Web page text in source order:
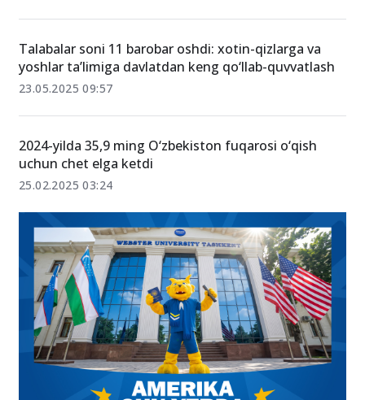
Talabalar soni 11 barobar oshdi: xotin-qizlarga va
yoshlar ta’limiga davlatdan keng qo‘llab-quvvatlash
23.05.2025 09:57
2024-yilda 35,9 ming O‘zbekiston fuqarosi o‘qish
uchun chet elga ketdi
25.02.2025 03:24